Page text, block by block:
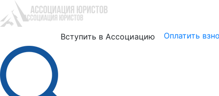
Вступить в Ассоциацию Оплатить